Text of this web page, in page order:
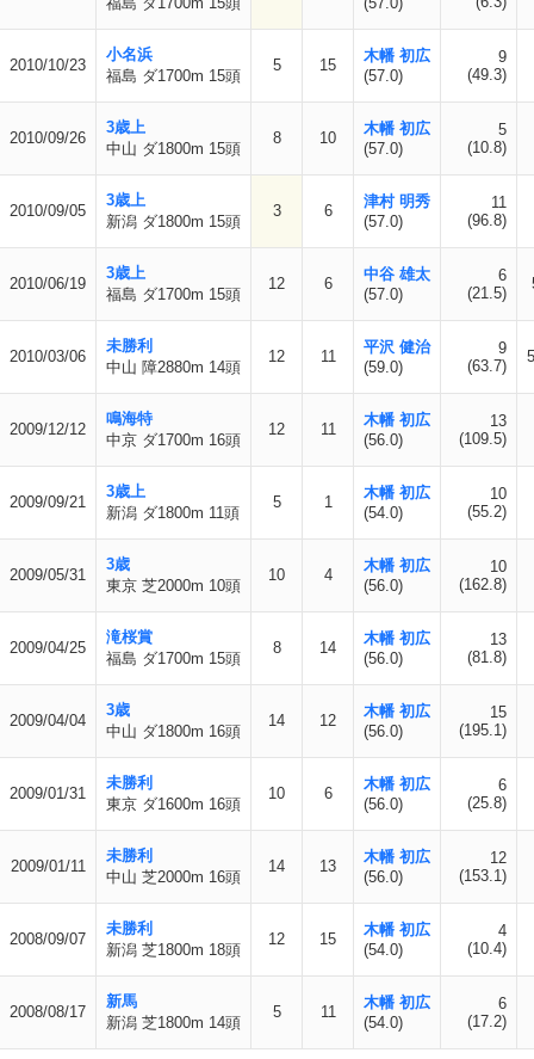
2010/10/23
小名浜
福島 ダ1700m 15頭
5 15
木幡 初広
(57.0)
9
(49.3)
2010/09/26
3歳上
中山 ダ1800m 15頭
8 10
木幡 初広
(57.0)
5
(10.8)
2010/09/05
3歳上
新潟 ダ1800m 15頭
3 6
津村 明秀
(57.0)
11
(96.8)
2010/06/19
3歳上
福島 ダ1700m 15頭
12 6
中谷 雄太
(57.0)
6
(21.5)
2010/03/06
未勝利
中山 障2880m 14頭
12 11
平沢 健治
(59.0)
9
(63.7)
2009/12/12
鳴海特
中京 ダ1700m 16頭
12 11
木幡 初広
(56.0)
13
(109.5)
2009/09/21
3歳上
新潟 ダ1800m 11頭
5 1
木幡 初広
(54.0)
10
(55.2)
2009/05/31
3歳
東京 芝2000m 10頭
10 4
木幡 初広
(56.0)
10
(162.8)
2009/04/25
滝桜賞
福島 ダ1700m 15頭
8 14
木幡 初広
(56.0)
13
(81.8)
2009/04/04
3歳
中山 ダ1800m 16頭
14 12
木幡 初広
(56.0)
15
(195.1)
2009/01/31
未勝利
東京 ダ1600m 16頭
10 6
木幡 初広
(56.0)
6
(25.8)
2009/01/11
未勝利
中山 芝2000m 16頭
14 13
木幡 初広
(56.0)
12
(153.1)
2008/09/07
未勝利
新潟 芝1800m 18頭
12 15
木幡 初広
(54.0)
4
(10.4)
2008/08/17
新馬
新潟 芝1800m 14頭
5 11
木幡 初広
(54.0)
6
(17.2)